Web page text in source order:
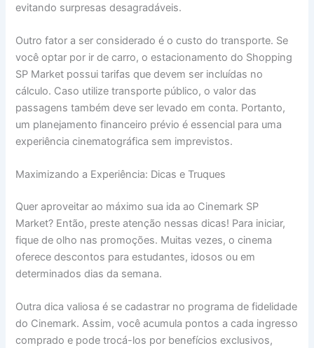
evitando surpresas desagradáveis.
Outro fator a ser considerado é o custo do transporte. Se
você optar por ir de carro, o estacionamento do Shopping
SP Market possui tarifas que devem ser incluídas no
cálculo. Caso utilize transporte público, o valor das
passagens também deve ser levado em conta. Portanto,
um planejamento financeiro prévio é essencial para uma
experiência cinematográfica sem imprevistos.
Maximizando a Experiência: Dicas e Truques
Quer aproveitar ao máximo sua ida ao Cinemark SP
Market? Então, preste atenção nessas dicas! Para iniciar,
fique de olho nas promoções. Muitas vezes, o cinema
oferece descontos para estudantes, idosos ou em
determinados dias da semana.
Outra dica valiosa é se cadastrar no programa de fidelidade
do Cinemark. Assim, você acumula pontos a cada ingresso
comprado e pode trocá-los por benefícios exclusivos,